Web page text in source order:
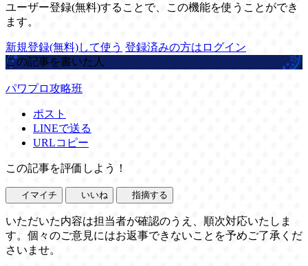
ユーザー登録(無料)することで、この機能を使うことができ
ます。
新規登録(無料)して使う 登録済みの方はログイン
この記事を書いた人
パワプロ攻略班
ポスト
LINEで送る
URLコピー
この記事を評価しよう！
イマイチ いいね 指摘する
いただいた内容は担当者が確認のうえ、順次対応いたしま
す。個々のご意見にはお返事できないことを予めご了承くだ
さいませ。